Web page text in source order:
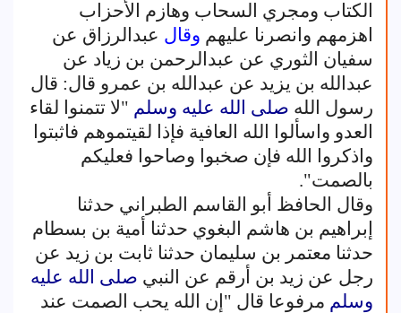
الكتاب ومجري السحاب وهازم الأحزاب
اهزمهم وانصرنا عليهم وقال عبدالرزاق عن
سفيان الثوري عن عبدالرحمن بن زياد عن
عبدالله بن يزيد عن عبدالله بن عمرو قال: قال
رسول الله صلى الله عليه وسلم "لا تتمنوا لقاء
العدو واسألوا الله العافية فإذا لقيتموهم فاثبتوا
واذكروا الله فإن صخبوا وصاحوا فعليكم
بالصمت".
وقال الحافظ أبو القاسم الطبراني حدثنا
إبراهيم بن هاشم البغوي حدثنا أمية بن بسطام
حدثنا معتمر بن سليمان حدثنا ثابت بن زيد عن
رجل عن زيد بن أرقم عن النبي صلى الله عليه
وسلم مرفوعا قال "إن الله يحب الصمت عند